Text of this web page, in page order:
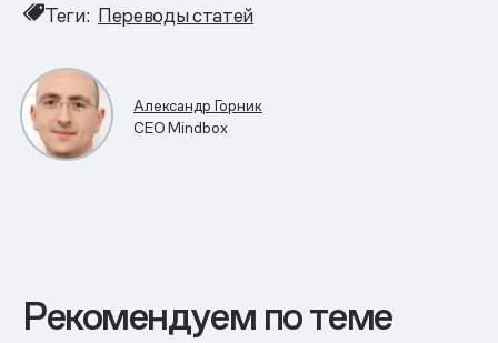
Теги: Переводы статей
Александр Горник
CEO Mindbox
Рекомендуем по теме